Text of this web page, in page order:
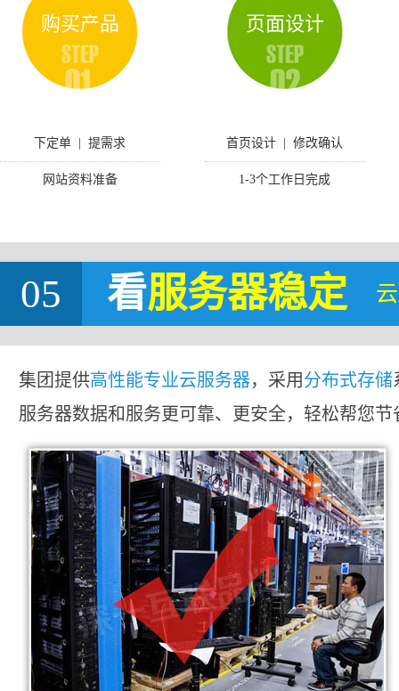
购买产品
下定单 | 提需求
网站资料准备
页面设计
首页设计 | 修改确认
1-3个工作日完成
05 看服务器稳定
集团提供高性能专业云服务器，采用分布式存储
服务器数据和服务更可靠、更安全，轻松帮您节